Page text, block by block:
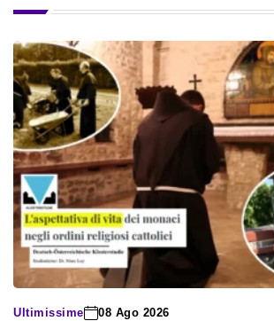
Ultimissime 08 Ago 2026